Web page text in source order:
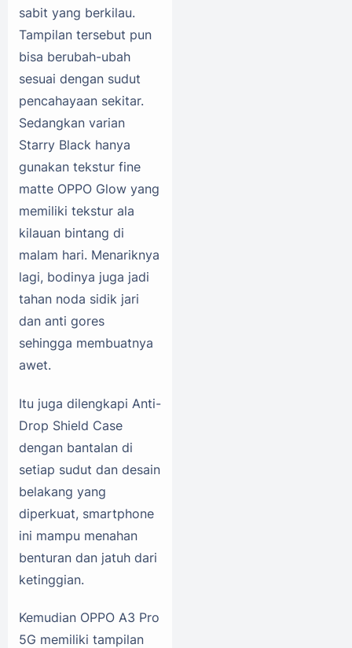
sabit yang berkilau.
Tampilan tersebut pun
bisa berubah-ubah
sesuai dengan sudut
pencahayaan sekitar.
Sedangkan varian
Starry Black hanya
gunakan tekstur fine
matte OPPO Glow yang
memiliki tekstur ala
kilauan bintang di
malam hari. Menariknya
lagi, bodinya juga jadi
tahan noda sidik jari
dan anti gores
sehingga membuatnya
awet.
Itu juga dilengkapi Anti-
Drop Shield Case
dengan bantalan di
setiap sudut dan desain
belakang yang
diperkuat, smartphone
ini mampu menahan
benturan dan jatuh dari
ketinggian.
Kemudian OPPO A3 Pro
5G memiliki tampilan